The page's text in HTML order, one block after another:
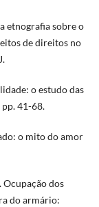
etnografia sobre o
de direitos no
o estudo das
41-68.
o mito do amor
Ocupação dos
do armário: